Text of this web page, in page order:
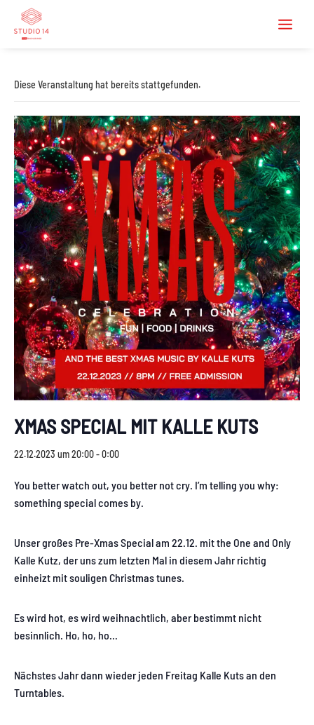
Diese Veranstaltung hat bereits stattgefunden.
XMAS SPECIAL MIT KALLE KUTS
22.12.2023 um 20:00-0:00
You better watch out, you better not cry. I’m telling you why:
something special comes by.
Unser großes Pre-Xmas Special am 22.12. mit the One and Only
Kalle Kutz, der uns zum letzten Mal in diesem Jahr richtig
einheizt mit souligen Christmas tunes.
Es wird hot, es wird weihnachtlich, aber bestimmt nicht
besinnlich. Ho, ho, ho…
Nächstes Jahr dann wieder jeden Freitag Kalle Kuts an den
Turntables.